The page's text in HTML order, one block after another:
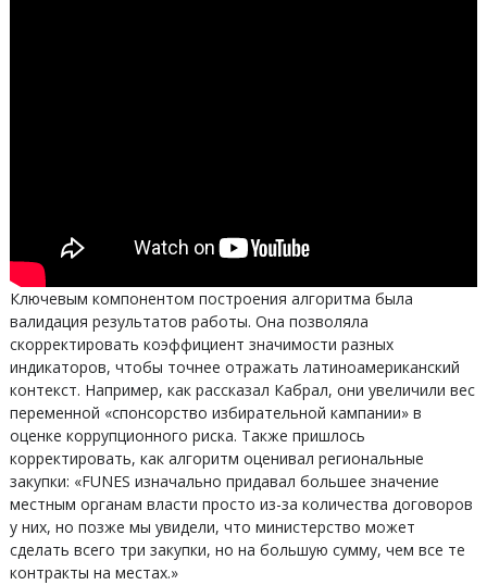
Ключевым компонентом построения алгоритма была
валидация результатов работы. Она позволяла
скорректировать коэффициент значимости разных
индикаторов, чтобы точнее отражать латиноамериканский
контекст. Например, как рассказал Кабрал, они увеличили вес
переменной «спонсорство избирательной кампании» в
оценке коррупционного риска. Также пришлось
корректировать, как алгоритм оценивал региональные
закупки: «FUNES изначально придавал большее значение
местным органам власти просто из-за количества договоров
у них, но позже мы увидели, что министерство может
сделать всего три закупки, но на большую сумму, чем все те
контракты на местах.»